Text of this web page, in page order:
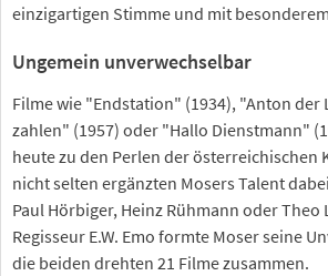
einzigartigen Stimme und mit
Ungemein unverwechselbar
Filme wie "Endstation" (1934), "Anton der
zahlen" (1957) oder "Hallo Dienstmann"
heute zu den Perlen der österreichischen
nicht selten ergänzten Mosers Talent
Paul Hörbiger, Heinz Rühmann oder Theo
Regisseur E.W. Emo formte Moser seine
die beiden drehten 21 Filme zusammen.